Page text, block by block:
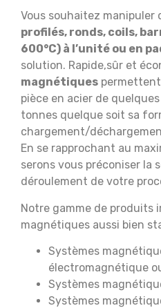
Vous souhaitez manipuler
profilés, ronds, coils,
600°C) à l’unité ou en
solution. Rapide,sûr et
magnétiques
pièce en acier de
tonnes quelque soit sa
chargement/
En se rapprochant au
serons vous préconiser la
déroulement de votre
Notre gamme de produits
magnétiques aussi bien
Systèmes
électromagnétique
Systèmes
Systèmes